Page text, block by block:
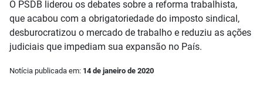
O PSDB liderou os debates sobre a reforma trabalhista,
que acabou com a obrigatoriedade do imposto sindical,
desburocratizou o mercado de trabalho e reduziu as ações
judiciais que impediam sua expansão no País.
Notícia publicada em: 14 de janeiro de 2020